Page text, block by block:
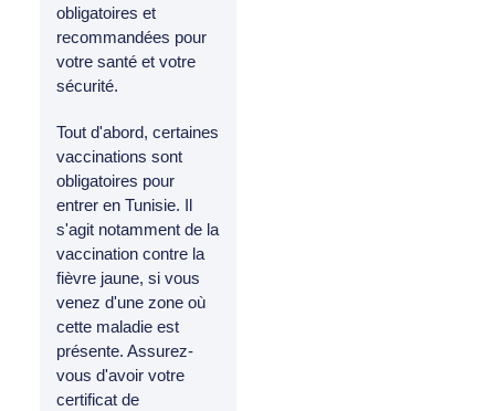
obligatoires et
recommandées pour
votre santé et votre
sécurité.
Tout d'abord, certaines
vaccinations sont
obligatoires pour
entrer en Tunisie. Il
s'agit notamment de la
vaccination contre la
fièvre jaune, si vous
venez d'une zone où
cette maladie est
présente. Assurez-
vous d'avoir votre
certificat de